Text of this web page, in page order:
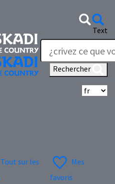
Text
Rechercher
Tout sur les
Mes
favoris